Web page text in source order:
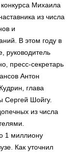
Михаила
из числа
и
В этом году в
руководитель
пресс-секретарь
Антон
глава
Сергей Шойгу.
из числа
1 миллиону
Как уточнил